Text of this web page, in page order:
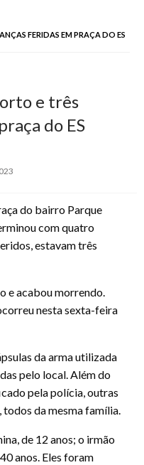
FERIDAS EM PRAÇA DO ES
e três
do ES
do bairro Parque
com quatro
estavam três
e acabou morrendo.
nesta sexta-feira
da arma utilizada
pelo local. Além do
pela polícia, outras
da mesma família.
de 12 anos; o irmão
anos. Eles foram